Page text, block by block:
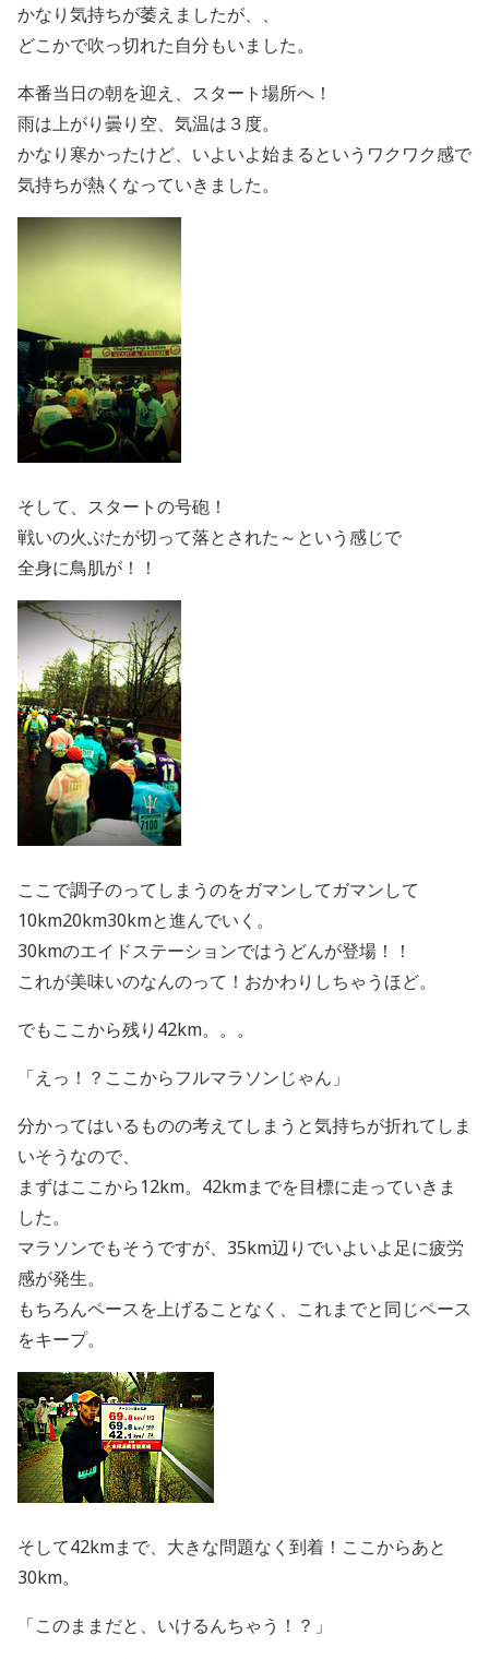
かなり気持ちが萎えましたが、、
どこかで吹っ切れた自分もいました。
本番当日の朝を迎え、スタート場所へ！
雨は上がり曇り空、気温は３度。
かなり寒かったけど、いよいよ始まるというワクワク感で
気持ちが熱くなっていきました。
そして、スタートの号砲！
戦いの火ぶたが切って落とされた～という感じで
全身に鳥肌が！！
ここで調子のってしまうのをガマンしてガマンして
10km20km30kmと進んでいく。
30kmのエイドステーションではうどんが登場！！
これが美味いのなんのって！おかわりしちゃうほど。
でもここから残り42km。。。
「えっ！？ここからフルマラソンじゃん」
分かってはいるものの考えてしまうと気持ちが折れてしま
いそうなので、
まずはここから12km。42kmまでを目標に走っていきま
した。
マラソンでもそうですが、35km辺りでいよいよ足に疲労
感が発生。
もちろんペースを上げることなく、これまでと同じペース
をキープ。
そして42kmまで、大きな問題なく到着！ここからあと
30km。
「このままだと、いけるんちゃう！？」